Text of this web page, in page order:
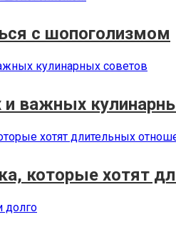
с шопоголизмом
и важных
которые хотят